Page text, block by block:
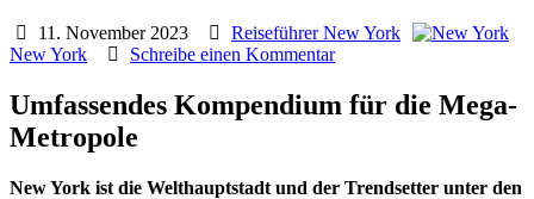
11. November 2023
Reiseführer New York
New York
Schreibe einen Kommentar
Umfassendes Kompendium für die Mega-
Metropole
New York ist die Welthauptstadt und der Trendsetter unter den